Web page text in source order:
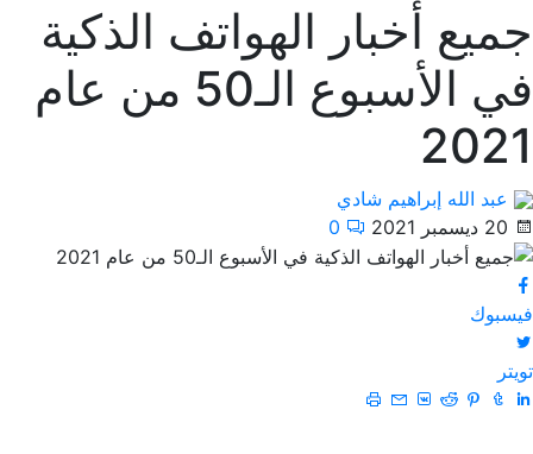
جميع أخبار الهواتف الذكية
في الأسبوع الـ50 من عام
2021
عبد الله إبراهيم شادي
20 ديسمبر 2021
0
فيسبوك
تويتر